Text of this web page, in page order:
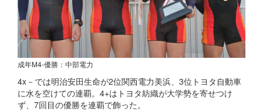
成年M4-優勝：中部電力
4x－では明治安田生命が2位関西電力美浜、3位トヨタ自動車
に水を空けての連覇。4+はトヨタ紡織が大学勢を寄せつけ
ず、7回目の優勝を連覇で飾った。